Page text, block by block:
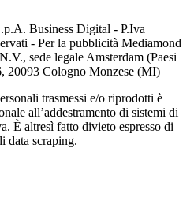
Business Digital - P.Iva
- Per la pubblicità Mediamond
sede legale Amsterdam (Paesi
20093 Cologno Monzese (MI)
trasmessi e/o riprodotti è
all’addestramento di sistemi di
È altresì fatto divieto espresso di
data scraping.